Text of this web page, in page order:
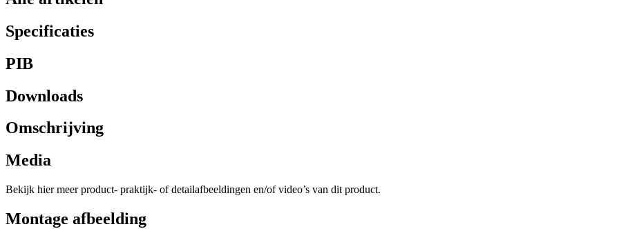
Specificaties
PIB
Downloads
Omschrijving
Media
Bekijk hier meer product- praktijk- of detailafbeeldingen en/of video’s van dit product.
Montage afbeelding